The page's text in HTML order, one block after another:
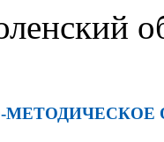
МЕТОДИЧЕСКОЕ